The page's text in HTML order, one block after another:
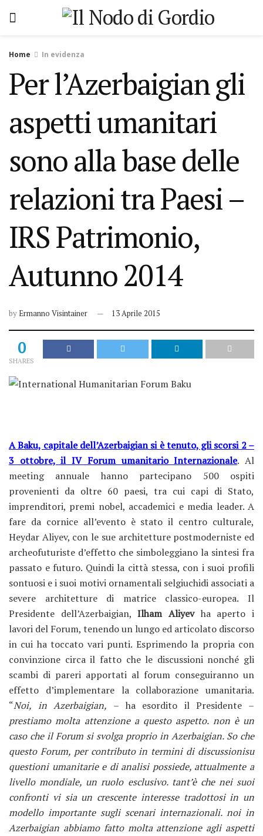
Home In evidenza
Per l’Azerbaigian gli
aspetti umanitari
sono alla base delle
relazioni tra Paesi –
IRS Patrimonio,
Autunno 2014
byErmanno Visintainer 13 Aprile 2015
0
SHARES
A Baku, capitale dell’Azerbaigian si è tenuto, gli scorsi 2 –
3 ottobre, il IV Forum umanitario Internazionale. Al
meeting annuale hanno partecipano 500 ospiti
provenienti da oltre 60 paesi, tra cui capi di Stato,
imprenditori, premi nobel, accademici e media leader. A
fare da cornice all’evento è stato il centro culturale,
Heydar Aliyev, con le sue architetture postmoderniste ed
archeofuturiste d’effetto che simboleggiano la sintesi fra
passato e futuro. Quindi la città stessa, con i suoi profili
sontuosi e i suoi motivi ornamentali selgiuchidi associati a
severe architetture di matrice classico-europea. Il
Presidente dell’Azerbaigian,Ilham Aliyevha aperto i
lavori del Forum, tenendo un lungo ed articolato discorso
in cui ha toccato vari punti. Esprimendo la propria con
convinzione circa il fatto che le discussioni nonché gli
scambi di pareri apportati al forum conseguiranno un
effetto d’implementare la collaborazione umanitaria.
“Noi, in Azerbaigian, – ha esordito il Presidente –
prestiamo molta attenzione a questo aspetto. non è un
caso che il Forum si svolga proprio in Azerbaigian. So che
questo Forum, per contributo in termini di discussionisu
questioni umanitarie e di analisi possiede, attualmente a
livello mondiale, un ruolo esclusivo. tant’è che nei suoi
confronti vi sia un crescente interesse tradottosi in un
modello importante sugli scenari internazionali. noi in
Azerbaigian abbiamo fatto molta attenzione agli aspetti